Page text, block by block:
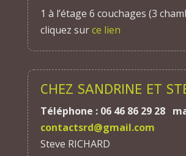
1 à l’étage 6 couchages (3
cliquez surce lien
CHEZ SANDRINE ET
Téléphone : 06 46 86 29 28
contactsrd@gmail.com
Steve RICHARD